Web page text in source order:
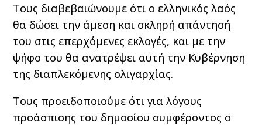
Τους διαβεβαιώνουμε ότι ο ελληνικός λαός
θα δώσει την άμεση και σκληρή απάντησή
του στις επερχόμενες εκλογές, και με την
ψήφο του θα ανατρέψει αυτή την Κυβέρνηση
της διαπλεκόμενης ολιγαρχίας.
Τους προειδοποιούμε ότι για λόγους
προάσπισης του δημοσίου συμφέροντος ο